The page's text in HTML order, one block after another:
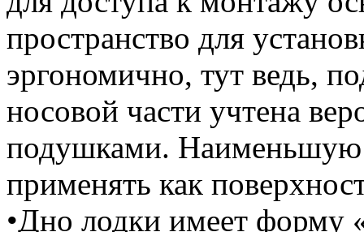
пространство для
эргономично, тут ведь,
носовой части учтена
подушками. Наименьшую
применять как
•Дно лодки имеет форму